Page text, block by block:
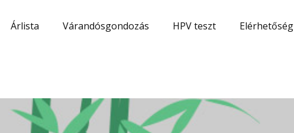
Árlista Várandósgondozás HPV teszt Elérhetőség